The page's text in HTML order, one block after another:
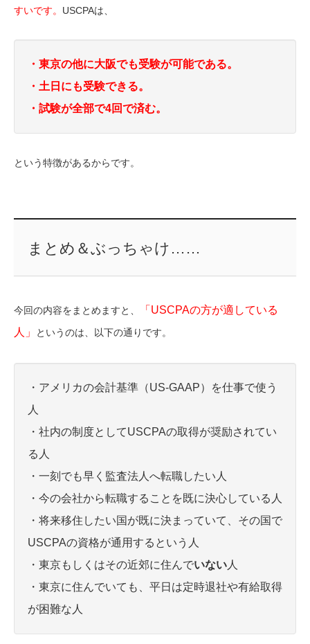
すいです。 USCPAは、
・東京の他に大阪でも受験が可能である。
・土日にも受験できる。
・試験が全部で4回で済む。
という特徴があるからです。
まとめ＆ぶっちゃけ……
今回の内容をまとめますと、
「USCPAの方が適している
人」
というのは、以下の通りです。
・アメリカの会計基準（US-GAAP）を仕事で使う
人
・社内の制度としてUSCPAの取得が奨励されてい
る人
・一刻でも早く監査法人へ転職したい人
・今の会社から転職することを既に決心している人
・将来移住したい国が既に決まっていて、その国で
USCPAの資格が通用するという人
・東京もしくはその近郊に住んでいない 人
・東京に住んでいても、平日は定時退社や有給取得
が困難な人